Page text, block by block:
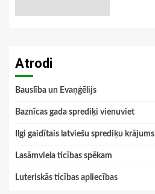
Atrodi
Bauslība un Evaņģēlijs
Baznīcas gada sprediķi vienuviet
Ilgi gaidītais latviešu sprediķu krājums
Lasāmviela ticības spēkam
Luteriskās ticības apliecības